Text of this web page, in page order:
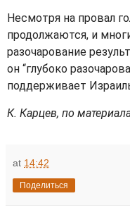
Несмотря на провал
продолжаются, и
разочарование
он “глубоко
поддерживает
К. Карцев, по
at 14:42
Поделиться